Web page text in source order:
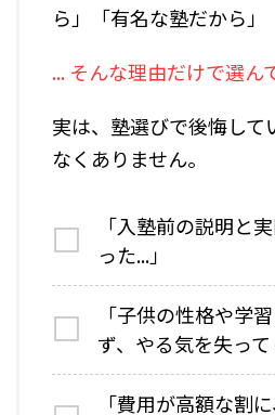
ら」「有名な塾だから」
... そんな理由だけで選ん
実は、塾選びで後悔して
なくありません。
「入塾前の説明と
った...」
「子供の性格や学
ず、やる気を失って
「費用が高額な割